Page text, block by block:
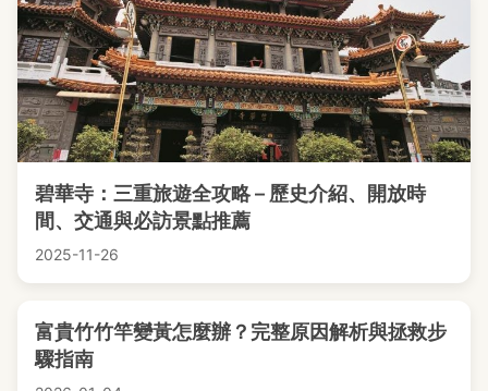
碧華寺：三重旅遊全攻略 – 歷史介紹、開放時
間、交通與必訪景點推薦
2025-11-26
富貴竹竹竿變黃怎麼辦？完整原因解析與拯救步
驟指南